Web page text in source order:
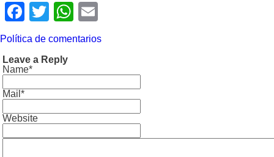
Facebook
TwitterWhatsApp
Política de comentarios
Leave a Reply
Name*
Mail*
Website